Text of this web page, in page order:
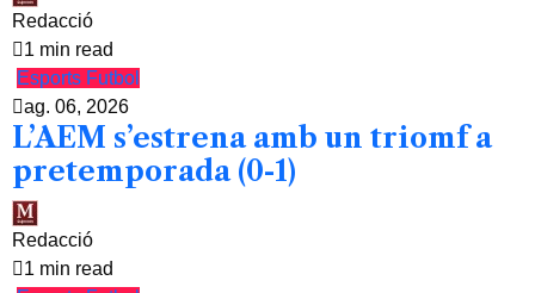
Redacció
1 min read
Esports Futbol
ag. 06, 2026
L’AEM s’estrena amb un triomf a
pretemporada (0-1)
Redacció
1 min read